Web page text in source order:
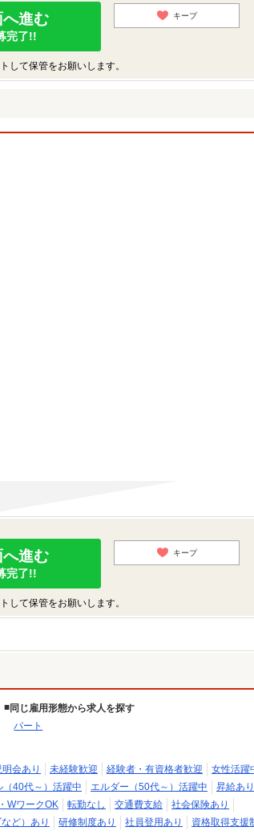
進む
完了!!
キープ
して保管をお願いします。
進む
完了!!
キープ
して保管をお願いします。
同じ雇用形態から求人を探す
パート
会あり 未経験歓迎 経験者・有資格者歓迎
女性活躍
（40代～）活躍中 エルダー（50代～）活躍中
昇給あり
WワークOK 転勤なし 交通費支給
社会保険あり
ど）あり 研修制度あり 社員登用あり
資格取得支援